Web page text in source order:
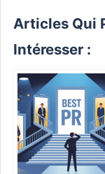
Articles Qui
Intéresser :